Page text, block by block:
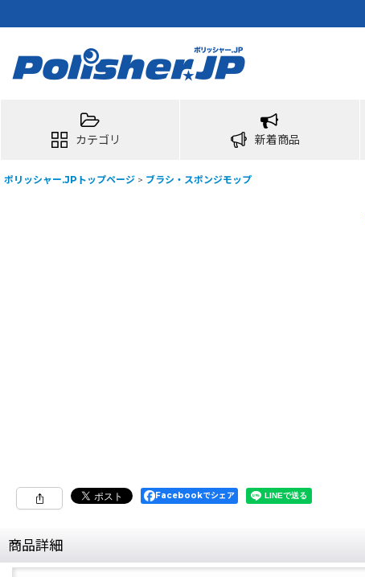
カテゴリ 新着商品
ポリッシャー.JPトップページ > ブラシ・スポンジモップ
Facebookでシェア
商品詳細